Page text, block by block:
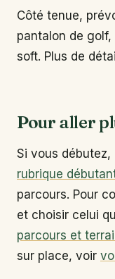
Côté tenue,
pantalon de
soft. Plus de
Pour aller
Si vous
rubrique
parcours. Pour
et choisir celui
parcours et
sur place, voir